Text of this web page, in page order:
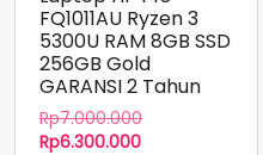
FQ1011AU Ryzen 3
5300U RAM 8GB SSD
256GB Gold
GARANSI 2 Tahun
Rp7.000.000Harga
Rp6.300.000Harga